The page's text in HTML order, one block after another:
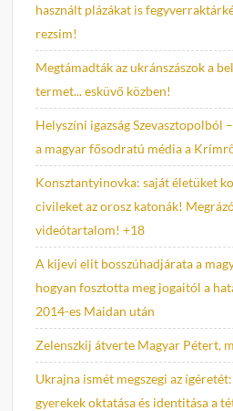
használt plázákat is
rezsim!
Megtámadták az ukránszászok a
termet... esküvő közben!
Helyszíni igazság Szevasztopolból
a magyar fősodratú média a
Konsztantyinovka: saját életüket
civileket az orosz katonák!
videótartalom! +18
A kijevi elit bosszúhadjárata a
hogyan fosztotta meg jogaitól a
2014-es Maidan után
Zelenszkij átverte Magyar Pétert,
Ukrajna ismét megszegi az
gyerekek oktatása és identitása a